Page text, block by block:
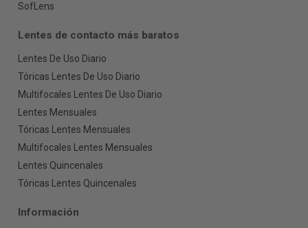
SofLens
Lentes de contacto más baratos
Lentes De Uso Diario
Tóricas Lentes De Uso Diario
Multifocales Lentes De Uso Diario
Lentes Mensuales
Tóricas Lentes Mensuales
Multifocales Lentes Mensuales
Lentes Quincenales
Tóricas Lentes Quincenales
Información